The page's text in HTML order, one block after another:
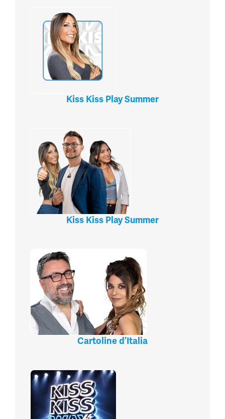
Kiss Kiss Play Summer
Kiss Kiss Play Summer
Cartoline d’Italia